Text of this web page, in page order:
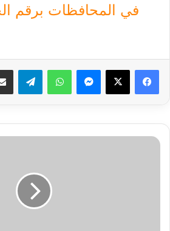
في المحافظات برقم
فيسبوك ‫X ماسنجر واتساب
الحزم